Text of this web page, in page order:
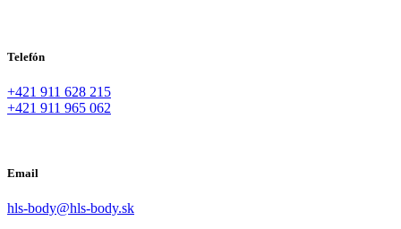
Telefón
+421 911 628 215
+421 911 965 062
Email
hls-body@hls-body.sk